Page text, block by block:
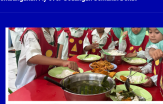
Fly Over Gedangan Semakin Dekat
Jalankan Program Rehab RTLH
Fly over Gedangan Semakin Dekat
masalah warga Seketi dan Urangagung